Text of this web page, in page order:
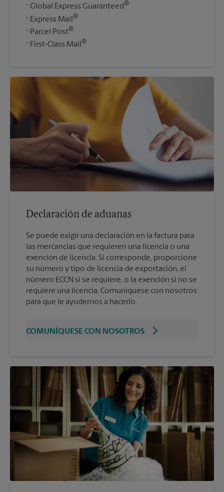
Global Express Guaranteed®
Express Mail ®
Parcel Post®
First-Class Mail®
Declaración de aduanas
Se puede exigir una declaración en la factura para
las mercancías que requieren una licencia o una
exención de licencia. Si corresponde, proporcione
su número y tipo de licencia de exportación, el
número ECCN si se requiere, o la exención si no se
requiere una licencia. Comuníquese con nosotros
para que le ayudemos a hacerlo.
COMUNÍQUESE CON NOSOTROS